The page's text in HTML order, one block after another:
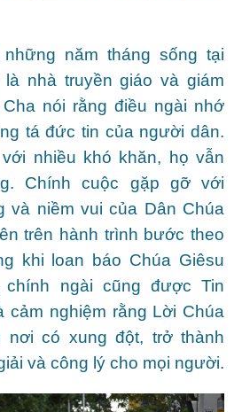
năm tháng sống tại
nhà truyền giáo và giám
nói rằng điều ngài nhớ
tá đức tin của người dân.
nhiều khó khăn, họ vẫn
Chính cuộc gặp gỡ với
và niềm vui của Dân Chúa
trên hành trình bước theo
khi loan báo Chúa Giêsu
ngài cũng được Tin
cảm nghiệm rằng Lời Chúa
nơi có xung đột, trở thành
và công lý cho mọi người.